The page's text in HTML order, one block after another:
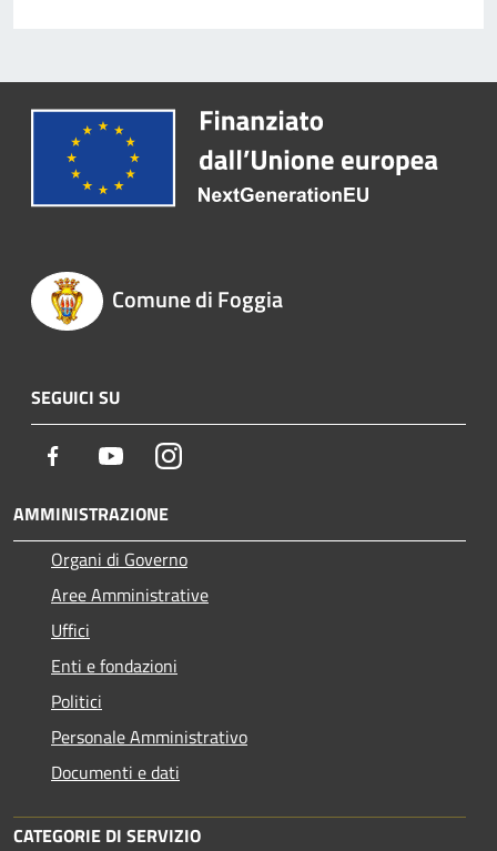
Comune di Foggia
SEGUICI SU
Facebook YoutubeInstagram
AMMINISTRAZIONE
Organi di Governo
Aree Amministrative
Uffici
Enti e fondazioni
Politici
Personale Amministrativo
Documenti e dati
CATEGORIE DI SERVIZIO